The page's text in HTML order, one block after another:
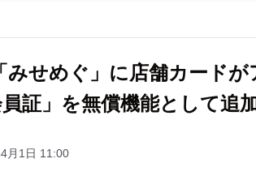
みせめぐ」に店舗カードが
員証」を無償機能として追
月1日 11:00